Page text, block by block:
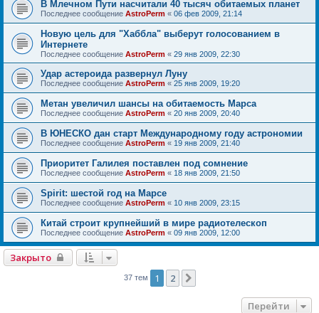
В Млечном Пути насчитали 40 тысяч обитаемых планет
Последнее сообщение AstroPerm « 06 фев 2009, 21:14
Новую цель для "Хаббла" выберут голосованием в
Интернете
Последнее сообщение AstroPerm « 29 янв 2009, 22:30
Удар астероида развернул Луну
Последнее сообщение AstroPerm « 25 янв 2009, 19:20
Метан увеличил шансы на обитаемость Марса
Последнее сообщение AstroPerm « 20 янв 2009, 20:40
В ЮНЕСКО дан старт Международному году астрономии
Последнее сообщение AstroPerm « 19 янв 2009, 21:40
Приоритет Галилея поставлен под сомнение
Последнее сообщение AstroPerm « 18 янв 2009, 21:50
Spirit: шестой год на Марсе
Последнее сообщение AstroPerm « 10 янв 2009, 23:15
Китай строит крупнейший в мире радиотелескоп
Последнее сообщение AstroPerm « 09 янв 2009, 12:00
Закрыто
37 тем 1 2
Перейти